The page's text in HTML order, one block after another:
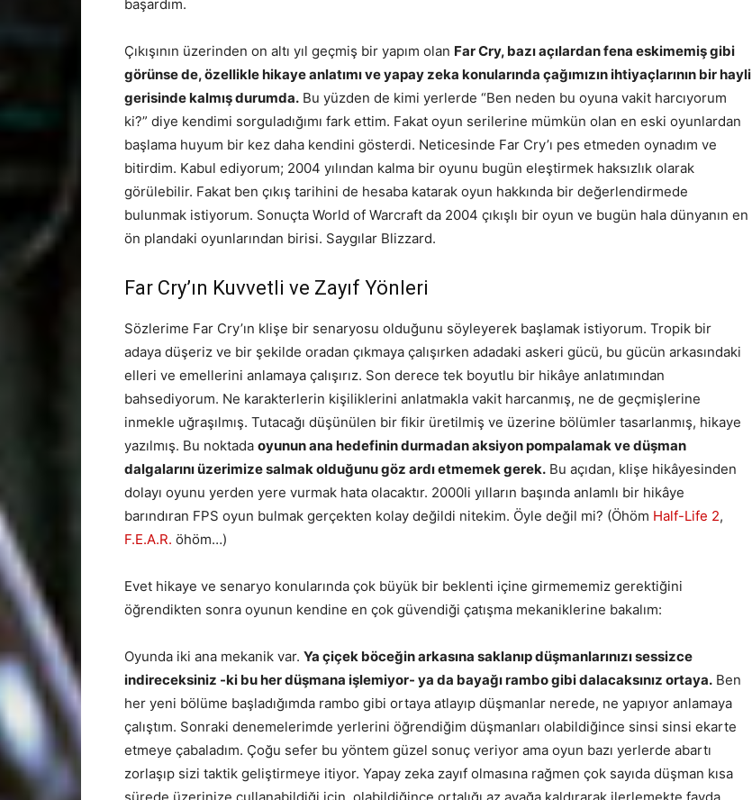
başardım.
Çıkışının üzerinden on altı yıl geçmiş bir yapım olan Far Cry, bazı açılardan fena eskimemiş gibi
görünse de, özellikle hikaye anlatımı ve yapay zeka konularında çağımızın ihtiyaçlarının bir hayli
gerisinde kalmış durumda. Bu yüzden de kimi yerlerde “Ben neden bu oyuna vakit harcıyorum
ki?” diye kendimi sorguladığımı fark ettim. Fakat oyun serilerine mümkün olan en eski oyunlardan
başlama huyum bir kez daha kendini gösterdi. Neticesinde Far Cry’ı pes etmeden oynadım ve
bitirdim. Kabul ediyorum; 2004 yılından kalma bir oyunu bugün eleştirmek haksızlık olarak
görülebilir. Fakat ben çıkış tarihini de hesaba katarak oyun hakkında bir değerlendirmede
bulunmak istiyorum. Sonuçta World of Warcraft da 2004 çıkışlı bir oyun ve bugün hala dünyanın en
ön plandaki oyunlarından birisi. Saygılar Blizzard.
Far Cry’ın Kuvvetli ve Zayıf Yönleri
Sözlerime Far Cry’ın klişe bir senaryosu olduğunu söyleyerek başlamak istiyorum. Tropik bir
adaya düşeriz ve bir şekilde oradan çıkmaya çalışırken adadaki askeri gücü, bu gücün arkasındaki
elleri ve emellerini anlamaya çalışırız. Son derece tek boyutlu bir hikâye anlatımından
bahsediyorum. Ne karakterlerin kişiliklerini anlatmakla vakit harcanmış, ne de geçmişlerine
inmekle uğraşılmış. Tutacağı düşünülen bir fikir üretilmiş ve üzerine bölümler tasarlanmış, hikaye
yazılmış. Bu noktada oyunun ana hedefinin durmadan aksiyon pompalamak ve düşman
dalgalarını üzerimize salmak olduğunu göz ardı etmemek gerek. Bu açıdan, klişe hikâyesinden
dolayı oyunu yerden yere vurmak hata olacaktır. 2000li yılların başında anlamlı bir hikâye
barındıran FPS oyun bulmak gerçekten kolay değildi nitekim. Öyle değil mi? (Öhöm Half-Life 2,
F.E.A.R. öhöm…)
Evet hikaye ve senaryo konularında çok büyük bir beklenti içine girmememiz gerektiğini
öğrendikten sonra oyunun kendine en çok güvendiği çatışma mekaniklerine bakalım:
Oyunda iki ana mekanik var. Ya çiçek böceğin arkasına saklanıp düşmanlarınızı sessizce
indireceksiniz -ki bu her düşmana işlemiyor- ya da bayağı rambo gibi dalacaksınız ortaya. Ben
her yeni bölüme başladığımda rambo gibi ortaya atlayıp düşmanlar nerede, ne yapıyor anlamaya
çalıştım. Sonraki denemelerimde yerlerini öğrendiğim düşmanları olabildiğince sinsi sinsi ekarte
etmeye çabaladım. Çoğu sefer bu yöntem güzel sonuç veriyor ama oyun bazı yerlerde abartı
zorlaşıp sizi taktik geliştirmeye itiyor. Yapay zeka zayıf olmasına rağmen çok sayıda düşman kısa